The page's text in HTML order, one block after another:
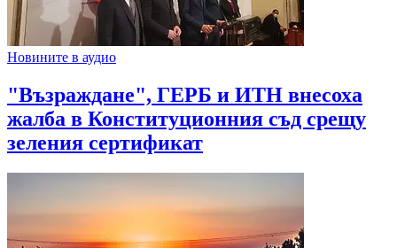
Новините в аудио
"Възраждане", ГЕРБ и ИТН внесоха
жалба в Конституционния съд срещу
зеления сертификат